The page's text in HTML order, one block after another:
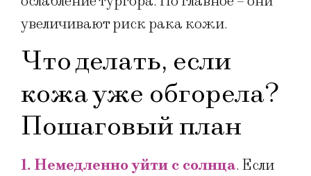
увеличивают риск рака кожи.
Что делать, если
кожа уже обгорела?
Пошаговый план
1. Немедленно уйти с солнца. Если